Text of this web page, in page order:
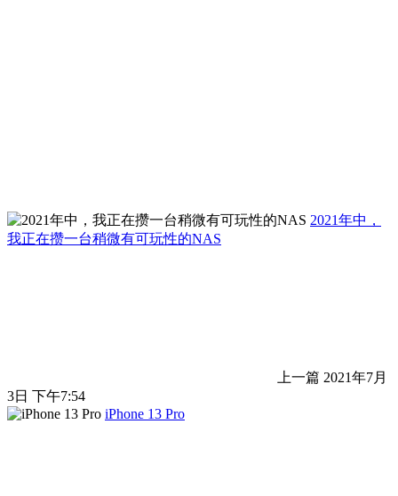
2021年中，
我正在攒一台稍微有可玩性的NAS
上一篇 2021年7月
3日 下午7:54
iPhone 13 Pro